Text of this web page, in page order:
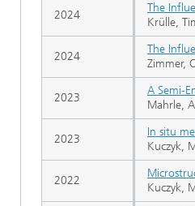
The
Krülle,
The
Zimmer,
A Semi-
Mahrle,
In situ
Kuczyk,
Kuczyk,
2024
2024
2023
2023
2022